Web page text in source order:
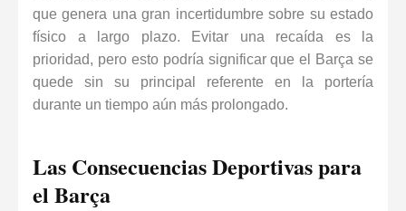
que genera una gran incertidumbre sobre su estado
físico a largo plazo. Evitar una recaída es la
prioridad, pero esto podría significar que el
Barça se
quede sin su principal referente en la portería
durante un tiempo aún más prolongado.
Las Consecuencias Deportivas para
el Barça